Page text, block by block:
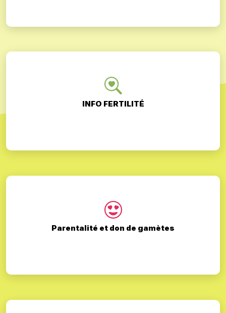
INFO FERTILITÉ
Parentalité et don de gamètes